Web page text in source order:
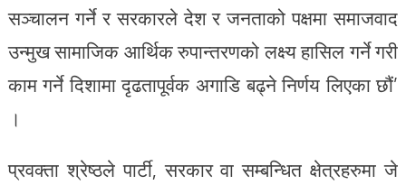
सञ्चालन गर्ने र सरकारले देश र जनताको पक्षमा समाजवाद
उन्मुख सामाजिक आर्थिक रुपान्तरणको लक्ष्य हासिल गर्ने गरी
काम गर्ने दिशामा दृढतापूर्वक अगाडि बढ्ने निर्णय लिएका छौं’
।
प्रवक्ता श्रेष्ठले पार्टी, सरकार वा सम्बन्धित क्षेत्रहरुमा जे